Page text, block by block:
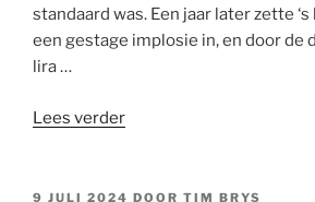
standaard was. Een jaar later zette
een gestage implosie in, en door de
lira …
Lees verder“Op
een
GEPLAATST
9 JULI 2024 DOOR TIM BRYS